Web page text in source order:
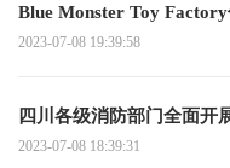
Blue Monster Toy
2023-07-08 19:39:58
四川各级消防部门全面开
2023-07-08 18:39:31